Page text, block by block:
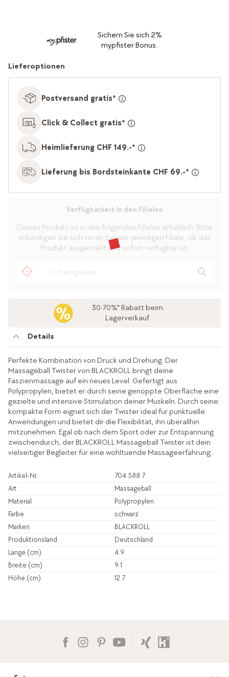
Sichern Sie sich 2%
mypfister Bonus.
Lieferoptionen
Postversand gratis*
Click & Collect gratis*
Heimlieferung CHF 149.-*
Lieferung bis Bordsteinkante CHF 69.-*
Verfügbarkeit in den Filialen
Dieses Produkt ist in den folgenden Filialen erhältlich. Bitte
erkundigen Sie sich vorab bei der jeweiligen Filiale, ob das
Produkt ausgestellt und sofort verfügbar ist.
30-70%* Rabatt beim
Lagerverkauf
Details
Perfekte Kombination von Druck und Drehung. Der
Massageball Twister von BLACKROLL bringt deine
Faszienmassage auf ein neues Level. Gefertigt aus
Polypropylen, bietet er durch seine genoppte Oberfläche eine
gezielte und intensive Stimulation deiner Muskeln. Durch seine
kompakte Form eignet sich der Twister ideal für punktuelle
Anwendungen und bietet dir die Flexibilität, ihn überallhin
mitzunehmen. Egal ob nach dem Sport oder zur Entspannung
zwischendurch, der BLACKROLL Massageball Twister ist dein
vielseitiger Begleiter für eine wohltuende Massageerfahrung.
Artikel-Nr.
704.588.7
Art
Massageball
Material
Polypropylen
Farbe
schwarz
Marken
BLACKROLL
Produktionsland
Deutschland
Länge (cm)
4.9
Breite (cm)
9.1
Höhe (cm)
12.7